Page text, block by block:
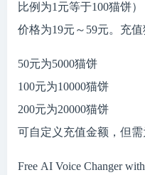
比例为1元等于100猫饼
价格为19元～59元。充
50元为5000猫饼
100元为10000猫饼
200元为20000猫饼
可自定义充值金额，但需
Free AI Voice Changer